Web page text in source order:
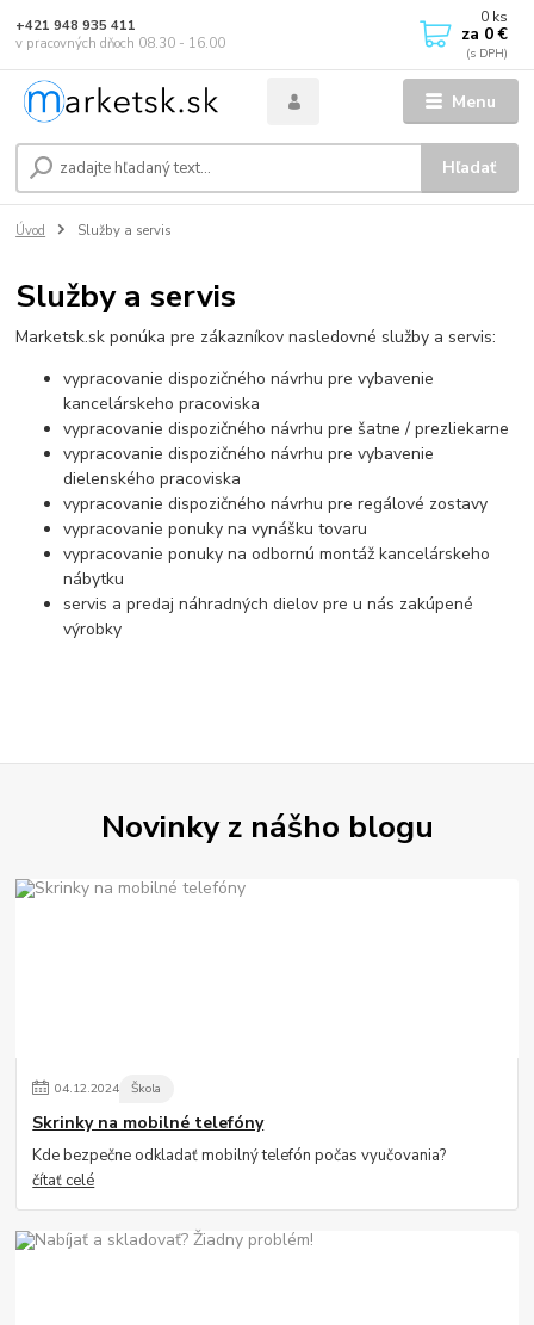
Menu
Hľadať
+421 948 935 411
v pracovných dňoch 08.30 - 16.00
0 ks
za 0 €
Úvod Služby a servis
Služby a servis
Marketsk.sk ponúka pre zákazníkov nasledovné služby a servis:
vypracovanie dispozičného návrhu pre vybavenie
kancelárskeho pracoviska
vypracovanie dispozičného návrhu pre šatne / prezliekarne
vypracovanie dispozičného návrhu pre vybavenie
dielenského pracoviska
vypracovanie dispozičného návrhu pre regálové zostavy
vypracovanie ponuky na vynášku tovaru
vypracovanie ponuky na odbornú montáž kancelárskeho
nábytku
servis a predaj náhradných dielov pre u nás zakúpené
výrobky
Novinky z nášho blogu
04.12.2024 Škola
Skrinky na mobilné telefóny
Kde bezpečne odkladať mobilný telefón počas vyučovania?
čítať celé